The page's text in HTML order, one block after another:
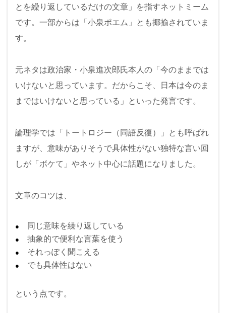
とを繰り返しているだけの文章」を指すネットミーム
です。一部からは「小泉ポエム」とも揶揄されていま
す。
元ネタは政治家・小泉進次郎氏本人の「今のままでは
いけないと思っています。だからこそ、日本は今のま
まではいけないと思っている」といった発言です。
論理学では「トートロジー（同語反復）」とも呼ばれ
ますが、意味がありそうで具体性がない独特な言い回
しが「ボケて」やネット中心に話題になりました。
文章のコツは、
同じ意味を繰り返している
抽象的で便利な言葉を使う
それっぽく聞こえる
でも具体性はない
という点です。